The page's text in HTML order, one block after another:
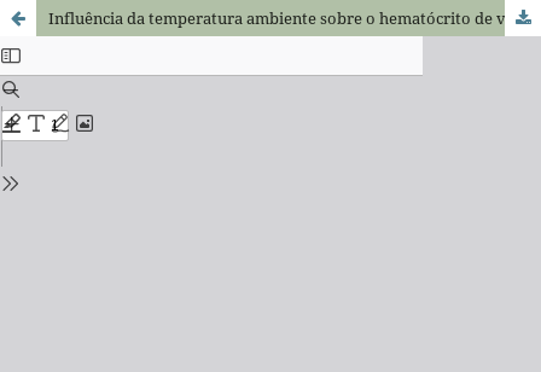
Influência da temperatura ambiente sobre o hematócrito de vacas lactantes